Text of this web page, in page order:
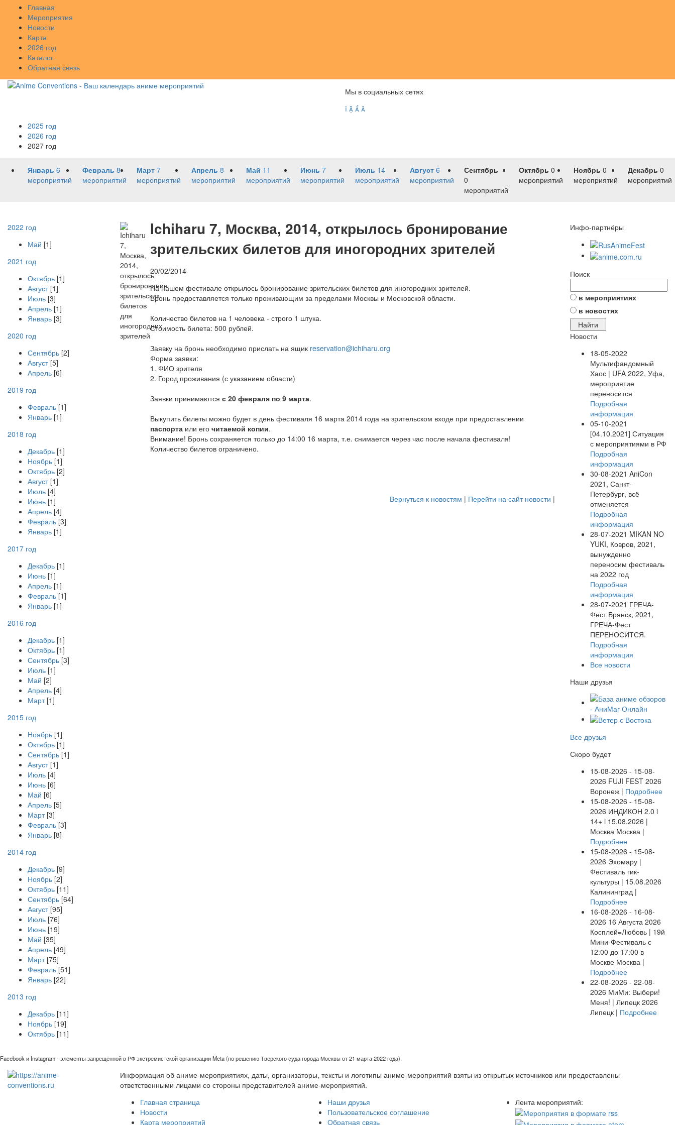
Главная
Мероприятия
Новости
Карта
2026 год
Каталог
Обратная связь
Мы в социальных сетях
   
2025 год
2026 год
2027 год
Январь 6
мероприятий
Февраль 8
мероприятий
Март 7
мероприятий
Апрель 8
мероприятий
Май 11
мероприятий
Июнь 7
мероприятий
Июль 14
мероприятий
Август 6
мероприятий
Сентябрь
0
мероприятий
Октябрь 0
мероприятий
Ноябрь 0
мероприятий
Декабрь 0
мероприятий
2022 год
Май [1]
2021 год
Октябрь [1]
Август[1]
Июль [3]
Апрель [1]
Январь [3]
2020 год
Сентябрь [2]
Август[5]
Апрель [6]
2019 год
Февраль [1]
Январь [1]
2018 год
Декабрь [1]
Ноябрь [1]
Октябрь [2]
Август[1]
Июль [4]
Июнь [1]
Апрель [4]
Февраль [3]
Январь [1]
2017 год
Декабрь [1]
Июнь [1]
Апрель [1]
Февраль [1]
Январь [1]
2016 год
Декабрь [1]
Октябрь [1]
Сентябрь [3]
Июль [1]
Май [2]
Апрель [4]
Март[1]
2015 год
Ноябрь [1]
Октябрь [1]
Сентябрь [1]
Август[1]
Июль [4]
Июнь [6]
Май [6]
Апрель [5]
Март[3]
Февраль [3]
Январь [8]
2014 год
Декабрь [9]
Ноябрь [2]
Октябрь [11]
Сентябрь [64]
Август[95]
Июль [76]
Июнь [19]
Май [35]
Апрель [49]
Март[75]
Февраль [51]
Январь [22]
2013 год
Декабрь [11]
Ноябрь [19]
Октябрь [11]
Ichiharu 7, Москва, 2014, открылось бронирование
зрительских билетов для иногородних зрителей
20/02/2014
На нашем фестивале открылось бронирование зрительских билетов для иногородних зрителей.
Бронь предоставляется только проживающим за пределами Москвы и Московской области.
Количество билетов на 1 человека - строго 1 штука.
Стоимость билета: 500 рублей.
Заявку на бронь необходимо прислать на ящик reservation@ichiharu.org
Форма заявки:
1. ФИО зрителя
2. Город проживания (с указанием области)
Заявки принимаются с 20 февраля по 9 марта.
Выкупить билеты можно будет в день фестиваля 16 марта 2014 года на зрительском входе при предоставлении
паспорта или его читаемой копии.
Внимание! Бронь сохраняется только до 14:00 16 марта, т.е. снимается через час после начала фестиваля!
Количество билетов ограничено.
Вернуться к новостям | Перейти на сайт новости |
Инфо-партнёры
Поиск
в мероприятиях
в новостях
Новости
18-05-2022
Мультифандомный
Хаос | UFA 2022, Уфа,
мероприятие
переносится
Подробная
информация
05-10-2021
[04.10.2021] Ситуация
с мероприятиями в РФ
Подробная
информация
30-08-2021 AniCon
2021, Санкт-
Петербург, всё
отменяется
Подробная
информация
28-07-2021 MIKAN NO
YUKI, Ковров, 2021,
вынужденно
переносим фестиваль
на 2022 год
Подробная
информация
28-07-2021 ГРЕЧА-
Фест Брянск, 2021,
ГРЕЧА-Фест
ПЕРЕНОСИТСЯ.
Подробная
информация
Все новости
Наши друзья
Все друзья
Скоро будет
15-08-2026 - 15-08-
2026 FUJI FEST 2026
Воронеж | Подробнее
15-08-2026 - 15-08-
2026 ИНДИКОН 2.0 ӏ
14+ ӏ 15.08.2026 |
Москва Москва |
Подробнее
15-08-2026 - 15-08-
2026 Эхомару |
Фестиваль гик-
культуры | 15.08.2026
Калининград |
Подробнее
16-08-2026 - 16-08-
2026 16 Августа 2026
Косплей=Любовь | 19й
Мини-Фестиваль с
12:00 до 17:00 в
Москве Москва |
Подробнее
22-08-2026 - 22-08-
2026 МиМи: Выбери!
Меня! | Липецк 2026
Липецк | Подробнее
Facebook и Instagram - элементы запрещённой в РФ экстремистской организации Meta (по решению Тверского суда города Москвы от 21 марта 2022 года).
Информация об аниме-мероприятиях, даты, организаторы, тексты и логотипы аниме-мероприятий взяты из открытых источников или предоставлены
ответственными лицами со стороны представителей аниме-мероприятий.
Главная страница
Новости
Карта мероприятий
Наши друзья
Пользовательское соглашение
Обратная связь
Лента мероприятий: